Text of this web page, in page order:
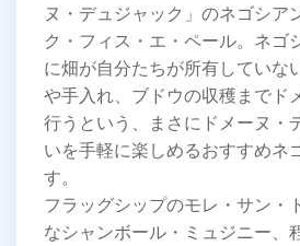
ヌ・デュジャック」のネゴシア
ク・フィス・エ・ペール。ネゴ
に畑が自分たちが所有していな
や手入れ、ブドウの収穫までド
行うという、まさにドメーヌ・
いを手軽に楽しめるおすすめネ
す。
フラッグシップのモレ・サン・
なシャンボール・ミュジニー、